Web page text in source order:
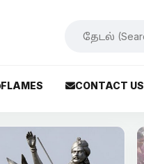
FLAMES CONTACT US